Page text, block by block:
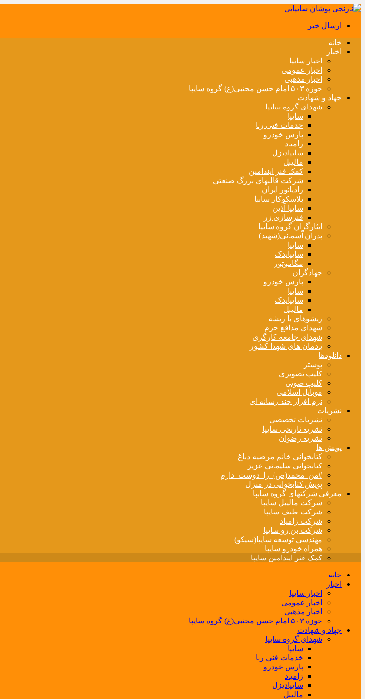
ارسال خبر
خانه
اخبار
اخبار سایپا
اخبار عمومی
اخبار مذهبی
حوزه ۵۰۳ امام حسن مجتبی(ع) گروه سایپا
جهاد و شهادت
شهدای گروه سایپا
سایپا
خدمات فنی رنا
پارس خودرو
زامیاد
سایپادیزل
مالیبل
کمک فنر ایندامین
شرکت قالبهای بزرگ صنعتی
رادیاتور ایران
پلاسکوکار سایپا
سایپا آذین
فنرسازی زر
ایثارگران گروه سایپا
پدران آسمانی(شهید)
سایپا
سایپایدک
مگاموتور
جهادگران
پارس خودرو
سایپا
سایپایدک
مالیبل
ریشوهای با ریشه
شهدای مدافع حرم
شهدای جامعه کارگری
یادمان های شهدا کشور
دانلودها
پوستر
کلیپ تصویری
کلیپ صوتی
موبایل اسلامی
نرم افزار چند رسانه ای
نشریات
نشریات تخصصی
نشریه نارنجی سایپا
نشریه رضوان
پویش ها
کتابخوانی خانم مرضیه دباغ
کتابخوانی سلیمانی عزیز
#من_محمد(ص)_را_دوست_دارم
پویش کتابخوانی در منزل
معرفی شرکتهای گروه سایپا
شرکت مالیبل سایپا
شرکت طیف سایپا
شرکت زامیاد
شرکت بن رو سایپا
مهندسی توسعه سایپا(سیکو)
همراه خودرو سایپا
کمک فنر ایندامین سایپا
خانه
اخبار
اخبار سایپا
اخبار عمومی
اخبار مذهبی
حوزه ۵۰۳ امام حسن مجتبی(ع) گروه سایپا
جهاد و شهادت
شهدای گروه سایپا
سایپا
خدمات فنی رنا
پارس خودرو
زامیاد
سایپادیزل
مالیبل